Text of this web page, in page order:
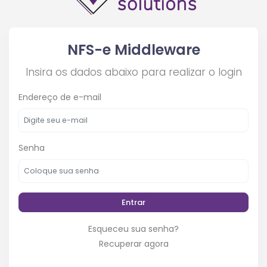
NFS-e Middleware
Insira os dados abaixo para realizar o login
Endereço de e-mail
Senha
Entrar
Esqueceu sua senha?
Recuperar agora